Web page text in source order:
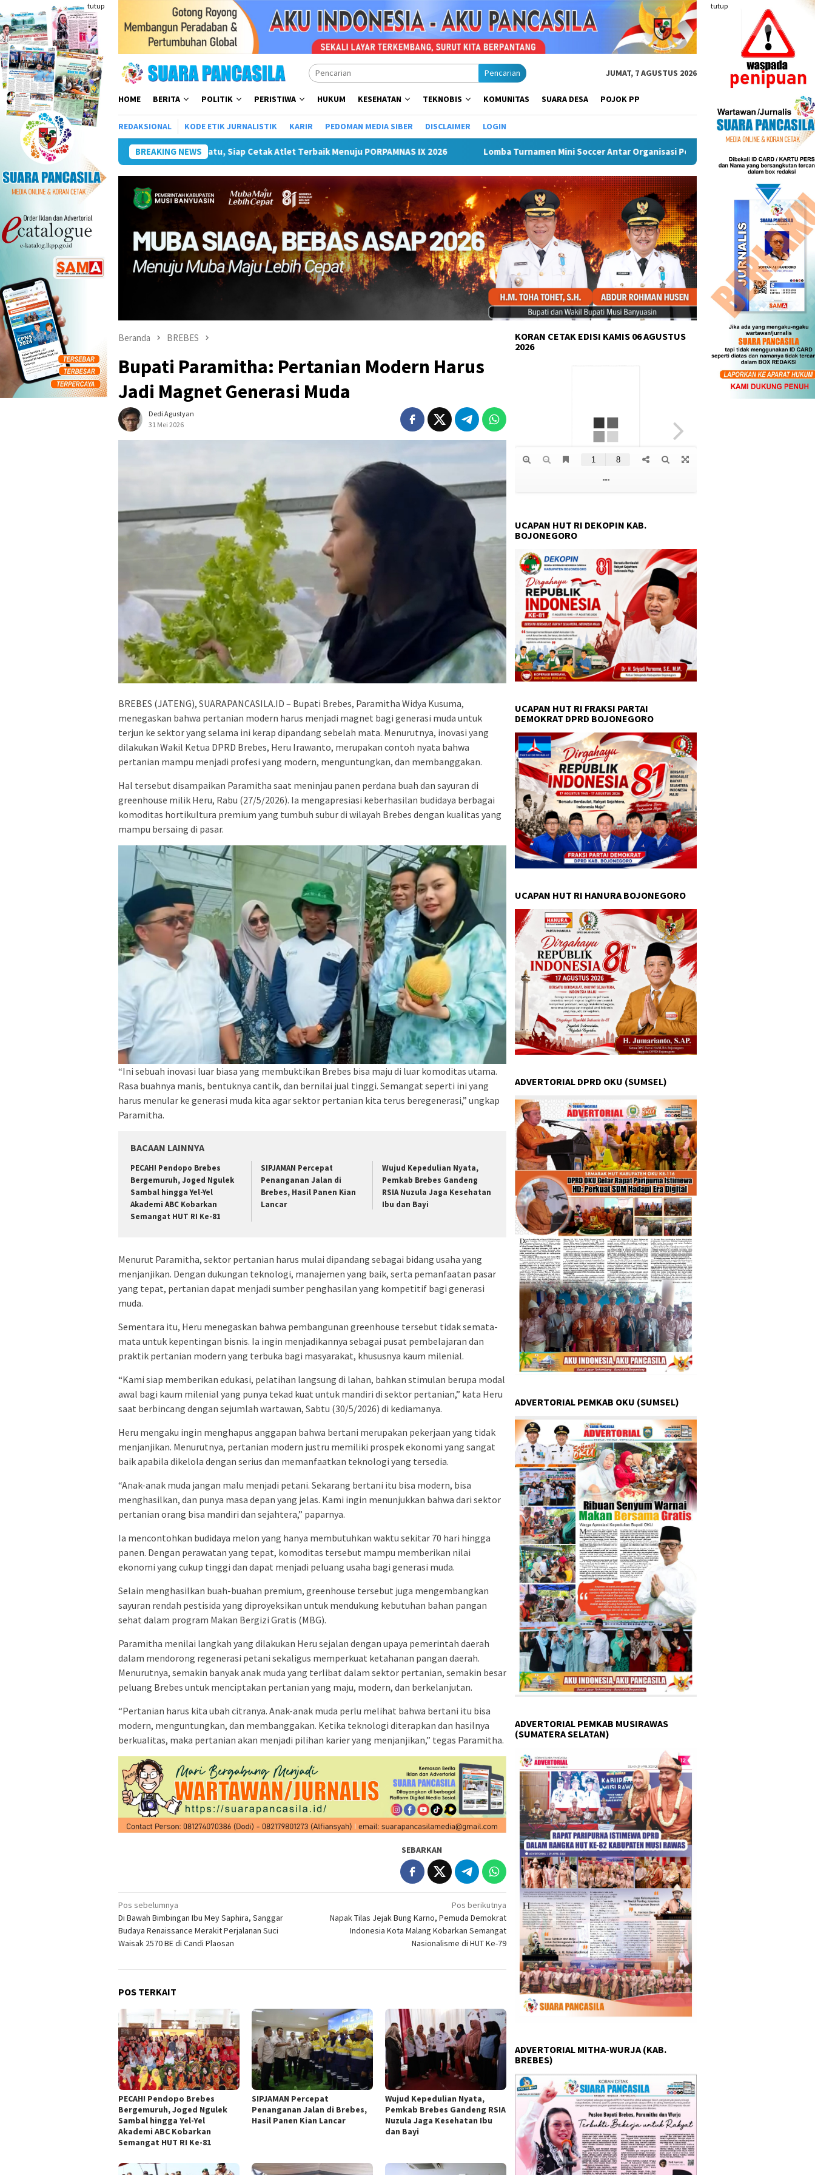
ke
konten
tutup tutup
Pencarian JUMAT, 7 AGUSTUS 2026
HOME BERITA POLITIK PERISTIWA HUKUM KESEHATAN TEKNOBIS KOMUNITAS SUARA DESA POJOK PP
REDAKSIONAL KODE ETIK JURNALISTIK KARIR PEDOMAN MEDIA SIBER DISCLAIMER LOGIN
BREAKING NEWS
Atlet Terbaik Menuju PORPAMNAS IX 2026 Lomba Turnamen Mini Soccer Antar Organisasi Perangkat Daerah (OPD) Musi Rawas Puncak Peringatan IPeKB Ke-19, Plt Bupati
Beranda BREBES
Bupati Paramitha: Pertanian Modern Harus
Jadi Magnet Generasi Muda
Dedi Agustyan
31 Mei 2026
BREBES (JATENG), SUARAPANCASILA.ID – Bupati Brebes, Paramitha Widya Kusuma,
menegaskan bahwa pertanian modern harus menjadi magnet bagi generasi muda untuk
terjun ke sektor yang selama ini kerap dipandang sebelah mata. Menurutnya, inovasi yang
dilakukan Wakil Ketua DPRD Brebes, Heru Irawanto, merupakan contoh nyata bahwa
pertanian mampu menjadi profesi yang modern, menguntungkan, dan membanggakan.
Hal tersebut disampaikan Paramitha saat meninjau panen perdana buah dan sayuran di
greenhouse milik Heru, Rabu (27/5/2026). Ia mengapresiasi keberhasilan budidaya berbagai
komoditas hortikultura premium yang tumbuh subur di wilayah Brebes dengan kualitas yang
mampu bersaing di pasar.
“Ini sebuah inovasi luar biasa yang membuktikan Brebes bisa maju di luar komoditas utama.
Rasa buahnya manis, bentuknya cantik, dan bernilai jual tinggi. Semangat seperti ini yang
harus menular ke generasi muda kita agar sektor pertanian kita terus beregenerasi,” ungkap
Paramitha.
BACAAN LAINNYA
PECAH! Pendopo Brebes
Bergemuruh, Joged Ngulek
Sambal hingga Yel-Yel
Akademi ABC Kobarkan
Semangat HUT RI Ke-81
SIPJAMAN Percepat
Penanganan Jalan di
Brebes, Hasil Panen Kian
Lancar
Wujud Kepedulian Nyata,
Pemkab Brebes Gandeng
RSIA Nuzula Jaga Kesehatan
Ibu dan Bayi
Menurut Paramitha, sektor pertanian harus mulai dipandang sebagai bidang usaha yang
menjanjikan. Dengan dukungan teknologi, manajemen yang baik, serta pemanfaatan pasar
yang tepat, pertanian dapat menjadi sumber penghasilan yang kompetitif bagi generasi
muda.
Sementara itu, Heru menegaskan bahwa pembangunan greenhouse tersebut tidak semata-
mata untuk kepentingan bisnis. Ia ingin menjadikannya sebagai pusat pembelajaran dan
praktik pertanian modern yang terbuka bagi masyarakat, khususnya kaum milenial.
“Kami siap memberikan edukasi, pelatihan langsung di lahan, bahkan stimulan berupa modal
awal bagi kaum milenial yang punya tekad kuat untuk mandiri di sektor pertanian,” kata Heru
saat berbincang dengan sejumlah wartawan, Sabtu (30/5/2026) di kediamanya.
Heru mengaku ingin menghapus anggapan bahwa bertani merupakan pekerjaan yang tidak
menjanjikan. Menurutnya, pertanian modern justru memiliki prospek ekonomi yang sangat
baik apabila dikelola dengan serius dan memanfaatkan teknologi yang tersedia.
“Anak-anak muda jangan malu menjadi petani. Sekarang bertani itu bisa modern, bisa
menghasilkan, dan punya masa depan yang jelas. Kami ingin menunjukkan bahwa dari sektor
pertanian orang bisa mandiri dan sejahtera,” paparnya.
Ia mencontohkan budidaya melon yang hanya membutuhkan waktu sekitar 70 hari hingga
panen. Dengan perawatan yang tepat, komoditas tersebut mampu memberikan nilai
ekonomi yang cukup tinggi dan dapat menjadi peluang usaha bagi generasi muda.
Selain menghasilkan buah-buahan premium, greenhouse tersebut juga mengembangkan
sayuran rendah pestisida yang diproyeksikan untuk mendukung kebutuhan bahan pangan
sehat dalam program Makan Bergizi Gratis (MBG).
Paramitha menilai langkah yang dilakukan Heru sejalan dengan upaya pemerintah daerah
dalam mendorong regenerasi petani sekaligus memperkuat ketahanan pangan daerah.
Menurutnya, semakin banyak anak muda yang terlibat dalam sektor pertanian, semakin besar
peluang Brebes untuk menciptakan pertanian yang maju, modern, dan berkelanjutan.
“Pertanian harus kita ubah citranya. Anak-anak muda perlu melihat bahwa bertani itu bisa
modern, menguntungkan, dan membanggakan. Ketika teknologi diterapkan dan hasilnya
berkualitas, maka pertanian akan menjadi pilihan karier yang menjanjikan,” tegas Paramitha.
SEBARKAN
Navigasi
pos
Pos sebelumnya
Di Bawah Bimbingan Ibu Mey Saphira, Sanggar
Budaya Renaissance Merakit Perjalanan Suci
Waisak 2570 BE di Candi Plaosan
Pos berikutnya
Napak Tilas Jejak Bung Karno, Pemuda Demokrat
Indonesia Kota Malang Kobarkan Semangat
Nasionalisme di HUT Ke-79
POS TERKAIT
PECAH! Pendopo Brebes
Bergemuruh, Joged Ngulek
Sambal hingga Yel-Yel
Akademi ABC Kobarkan
Semangat HUT RI Ke-81
SIPJAMAN Percepat
Penanganan Jalan di Brebes,
Hasil Panen Kian Lancar
Wujud Kepedulian Nyata,
Pemkab Brebes Gandeng RSIA
Nuzula Jaga Kesehatan Ibu
dan Bayi
KORAN CETAK EDISI KAMIS 06 AGUSTUS
2026
UCAPAN HUT RI DEKOPIN KAB.
BOJONEGORO
UCAPAN HUT RI FRAKSI PARTAI
DEMOKRAT DPRD BOJONEGORO
UCAPAN HUT RI HANURA BOJONEGORO
ADVERTORIAL DPRD OKU (SUMSEL)
ADVERTORIAL PEMKAB OKU (SUMSEL)
ADVERTORIAL PEMKAB MUSIRAWAS
(SUMATERA SELATAN)
ADVERTORIAL MITHA-WURJA (KAB.
BREBES)